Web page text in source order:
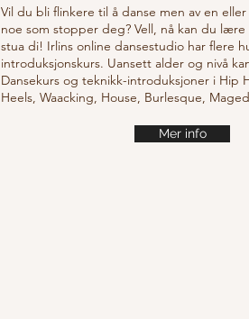
Vil du bli flinkere til å danse men av en
noe som stopper deg? Vell, nå kan du lære
stua di! Irlins online dansestudio har flere
introduksjonskurs. Uansett alder og nivå
Dansekurs og teknikk-introduksjoner i Hip
Heels, Waacking, House, Burlesque,
Mer info